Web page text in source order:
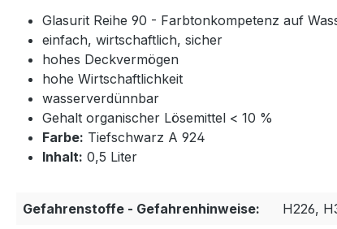
Glasurit Reihe 90 - Farbtonkompetenz auf
einfach, wirtschaftlich, sicher
hohes Deckvermögen
hohe Wirtschaftlichkeit
wasserverdünnbar
Gehalt organischer Lösemittel < 10 %
Farbe: Tiefschwarz A 924
Inhalt: 0,5 Liter
Gefahrenstoffe - Gefahrenhinweise:
H226,